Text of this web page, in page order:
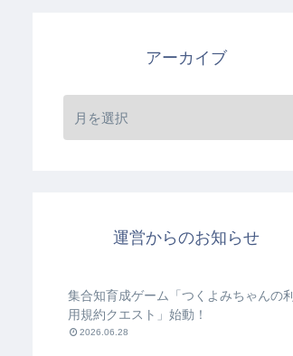
アーカイブ
運営からのお知らせ
集合知育成ゲーム「つくよみちゃんの利
用規約クエスト」始動！
2026.06.28